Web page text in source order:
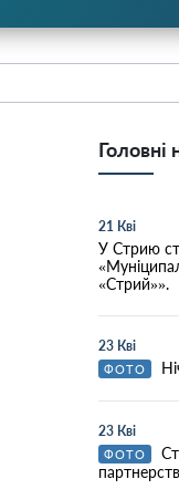
Головні
21 Кві
У Стрию
«Стрий»».
23 Кві
ФОТО
23 Кві
ФОТО